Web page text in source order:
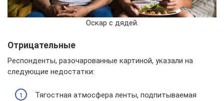
Оскар с дядей.
Отрицательные
Респонденты, разочарованные картиной, указали на
следующие недостатки:
Тягостная атмосфера ленты, подпитываемая